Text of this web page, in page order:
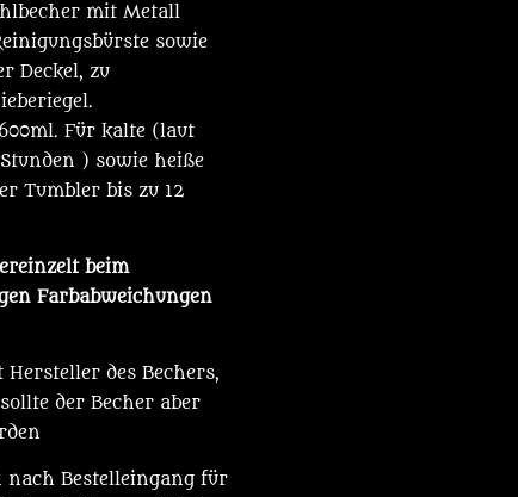
mit Metall
sowie
Deckel, zu
Für kalte (laut
) sowie heiße
Tumbler bis zu 12
beim
Farbabweichungen
des Bechers,
der Becher aber
nach Bestelleingang für